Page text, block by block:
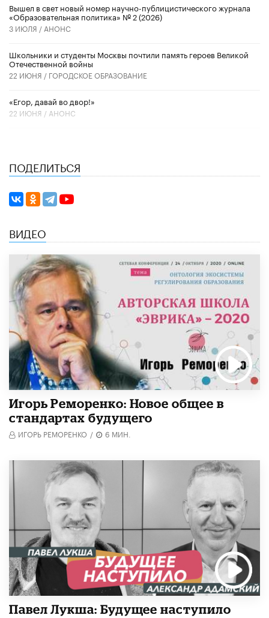
Вышел в свет новый номер научно-публицистического журнала
«Образовательная политика» № 2 (2026)
3 ИЮЛЯ / АНОНС
Школьники и студенты Москвы почтили память героев Великой
Отечественной войны
22 ИЮНЯ / ГОРОДСКОЕ ОБРАЗОВАНИЕ
«Егор, давай во двор!»
22 ИЮНЯ / АНОНС
ПОДЕЛИТЬСЯ
ВИДЕО
Игорь Реморенко: Новое общее в
стандартах будущего
ИГОРЬ РЕМОРЕНКО / 6 МИН.
Павел Лукша: Будущее наступило